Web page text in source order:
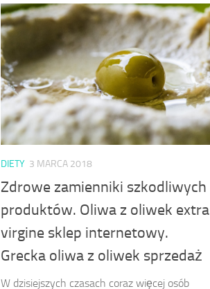
DIETY 3 MARCA 2018
Zdrowe zamienniki szkodliwych
produktów. Oliwa z oliwek extra
virgine sklep internetowy.
Grecka oliwa z oliwek sprzedaż
W dzisiejszych czasach coraz więcej osób